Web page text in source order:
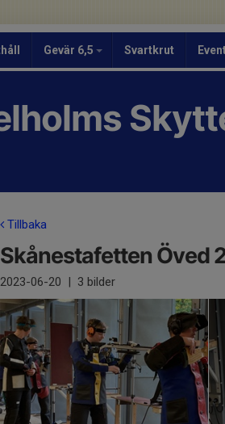
Gevär 6,5 Svartkrut
Tillbaka
Skånestafetten Öved
2023-06-20 | 3 bilder